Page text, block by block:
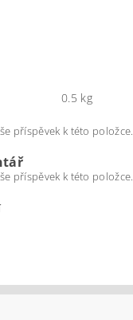
0.5 kg
příspěvek k této položce.
příspěvek k této položce.